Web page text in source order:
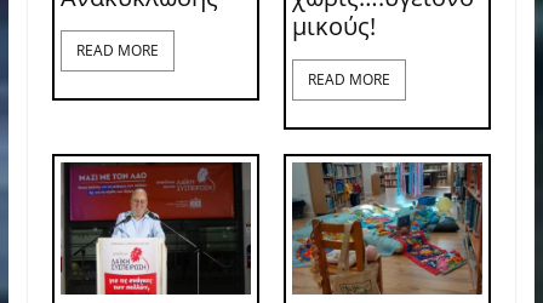
READ MORE
μικούς!
READ MORE